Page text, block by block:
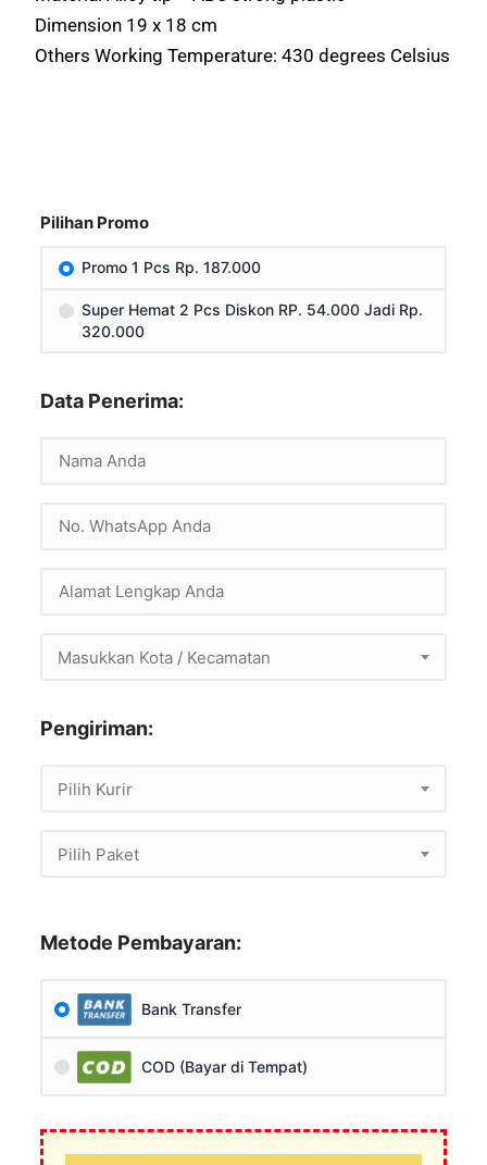
Dimension 19 x 18 cm
Others Working Temperature: 430 degrees Celsius
Pilihan Promo
Promo 1 Pcs Rp. 187.000
Super Hemat 2 Pcs Diskon RP. 54.000 Jadi Rp.
320.000
Data Penerima:
Masukkan Kota / Kecamatan
Pengiriman:
Pilih Kurir
Pilih Paket
Metode Pembayaran:
Bank Transfer
COD (Bayar di Tempat)